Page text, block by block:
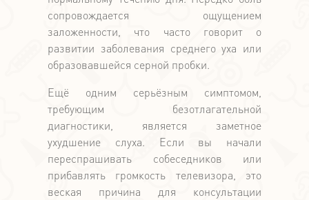
сопровождается ощущением
заложенности, что часто говорит о
развитии заболевания среднего уха или
образовавшейся серной пробки.
Ещё одним серьёзным симптомом,
требующим безотлагательной
диагностики, является заметное
ухудшение слуха. Если вы начали
переспрашивать собеседников или
прибавлять громкость телевизора, это
веская причина для консультации